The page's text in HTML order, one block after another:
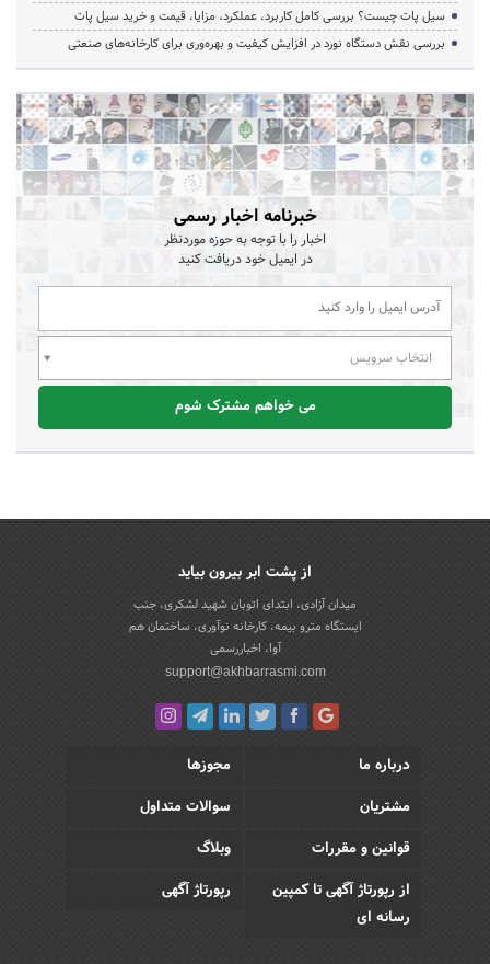
سیل پات چیست؟ بررسی کامل کاربرد، عملکرد، مزایا، قیمت و خرید سیل پات
بررسی نقش دستگاه نورد در افزایش کیفیت و بهره‌وری برای کارخانه‌های صنعتی
خبرنامه اخبار رسمی
اخبار را با توجه به حوزه موردنظر
در ایمیل خود دریافت کنید
انتخاب سرویس
می خواهم مشترک شوم
از پشت ابر بیرون بیاید
میدان آزادی، ابتدای اتوبان شهید لشکری، جنب
ایستگاه مترو بیمه، کارخانه نوآوری، ساختمان هم
آوا، اخباررسمی
support@akhbarrasmi.com
درباره ما
مجوزها
مشتریان
سوالات متداول
قوانین و مقررات
وبلاگ
از رپورتاژ آگهی تا کمپین
رسانه ای
رپورتاژ آگهی